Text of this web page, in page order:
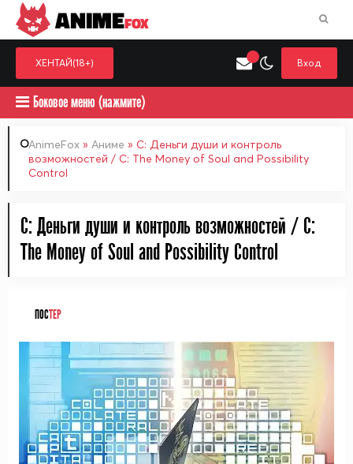
ANIMEFOX
ХЕНТАЙ(18+) Вход
Боковое меню (нажмите)
AnimeFox » Аниме » С: Деньги души и контроль
возможностей / C: The Money of Soul and Possibility
Control
С: Деньги души и контроль возможностей / C:
The Money of Soul and Possibility Control
ПОСТЕР